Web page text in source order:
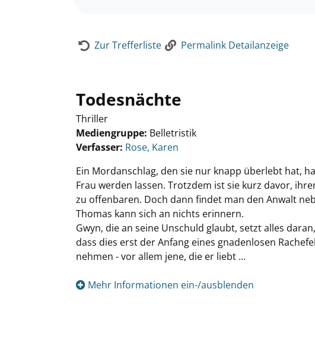
Zur Trefferliste Permalink Detailanzeige
Todesnächte
Thriller
Mediengruppe: Belletristik
Verfasser: Suche nach diesem Verfasser
Rose, Karen
Ein Mordanschlag, den sie nur knapp überlebt hat,
Frau werden lassen. Trotzdem ist sie kurz davor,
zu offenbaren. Doch dann findet man den Anwalt
Thomas kann sich an nichts erinnern.
Gwyn, die an seine Unschuld glaubt, setzt alles
dass dies erst der Anfang eines gnadenlosen
nehmen - vor allem jene, die er liebt ...
Mehr Informationen ein-/ausblenden